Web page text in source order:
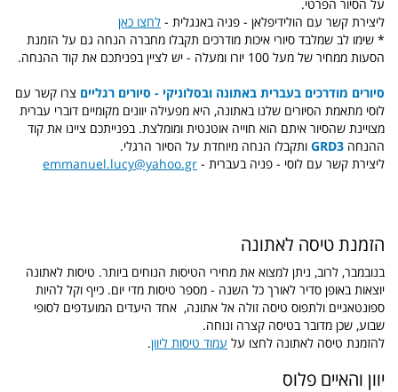
על הסיור הפרטי.
ליצירת קשר עם הולידיפלאן - פניה באנגלית - לחצו כאן
* שימו לב שמלבד סיורי איכות מודרכים תקבלו מחברה הנחה גם על הזמנת
הסעות ממחיר של מעל 100 יורו ומעלה - יש לציין בפניתכם את קוד ההנחה.
סיורים מודרכים בעברית באתונה ובסלוניקי - סיורים רגליים צרו קשר עם
לוסי מתאמת הסיורים שלנו באתונה, היא מפעילה יוונים מקומיים דוברי עברית
מצויינת שהסיור איתם הוא חוייה אוטנטית ומומלצת.בפנייתכם ציינו את קוד
ההנחה GRD3 ותקבלו הנחה מיוחדת על הסיור הרגלי.
ליצירת קשר עם לוסי - פניה בעברית - emmanuel.lucy@yahoo.gr
הזמנת טיסה לאתונה
בנובמבר, לרוב, ניתן למצוא את מחירי הטיסות הנוחים ביותר. טיסות לאתונה
יוצאות באופן סדיר לאורך כל השנה - מספר טיסות מדי יום. כייף וקל להיות
ספונטאניים ולתפוס טיסה זולה אל אתונה, אחד היעדים המועדפים לסופי
שבוע, שכן מדובר בטיסה קצרה ונוחה.
להזמנת טיסה לאתונה לחצו על עמוד טיסות ליוון.
יוון והאיים פלוס